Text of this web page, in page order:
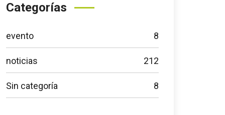
Categorías
evento 8
noticias 212
Sin categoría 8